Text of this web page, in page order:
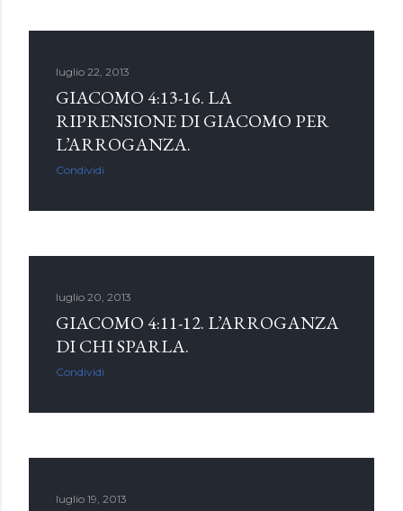
luglio 22, 2013
GIACOMO 4:13-16. LA
RIPRENSIONE DI GIACOMO PER
L’ARROGANZA.
Condividi
luglio 20, 2013
GIACOMO 4:11-12. L’ARROGANZA
DI CHI SPARLA.
Condividi
luglio 19, 2013